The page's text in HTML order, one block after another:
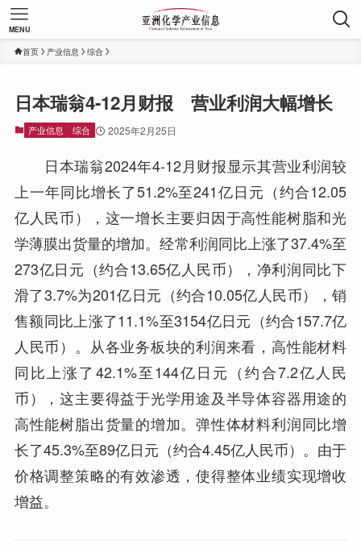
MENU
首页 产业信息 综合
日本瑞翁4-12月财报 营业利润大幅增长
产业信息 综合 2025年2月25日
日本瑞翁2024年4-12月财报显示其营业利润较
上一年同比增长了51.2%至241亿日元（约合12.05
亿人民币），这一增长主要归因于高性能树脂和光
学薄膜出货量的增加。经常利润同比上涨了37.4%至
273亿日元（约合13.65亿人民币），净利润同比下
滑了3.7%为201亿日元（约合10.05亿人民币），销
售额同比上涨了11.1%至3154亿日元（约合157.7亿
人民币）。从各业务板块的利润来看，高性能材料
同比上涨了42.1%至144亿日元（约合7.2亿人民
币），这主要得益于光学用途及半导体容器用途的
高性能树脂出货量的增加。弹性体材料利润同比增
长了45.3%至89亿日元（约合4.45亿人民币）。由于
价格调整策略的有效渗透，使得整体业绩实现增收
增益。